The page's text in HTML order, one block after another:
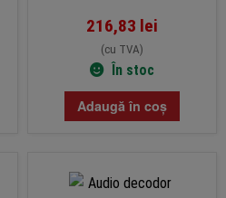
216,83 lei
(cu TVA)
În stoc
Adaugă în coș